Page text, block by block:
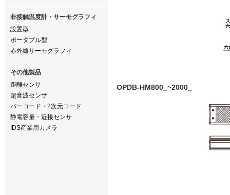
非接触温度計・サーモグラフィ
設置型
ポータブル型
赤外線サーモグラフィ
その他製品
距離センサ
超音波センサ
バーコード・2次元コード
静電容量・近接センサ
IDS産業用カメラ
OPDB-HM800_~2000_